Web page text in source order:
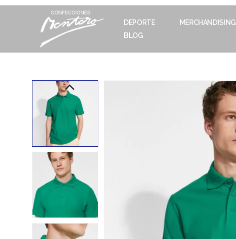
DEPORTE MERCHANDISING
BLOG